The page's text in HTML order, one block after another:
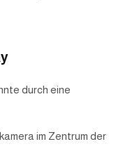
durch eine
im Zentrum der